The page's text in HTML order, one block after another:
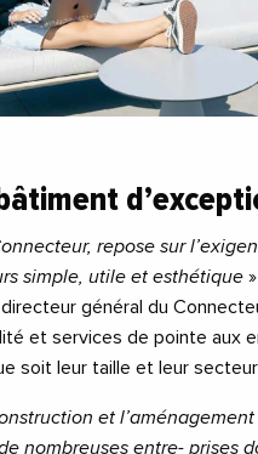
repose sur
simple, utile et esthétique
directeur général du
et services de pointe aux
soit leur taille et leur secteur
et
nombreuses entre- prises